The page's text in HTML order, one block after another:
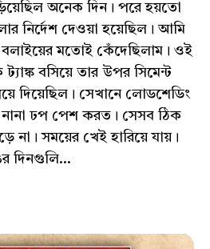
অনেক দিন। পরে হয়তো
নির্দেশ দেওয়া হয়েছিল। আমি
বলাইয়ের মতোই কেঁদেছিলাম। ওই
বসিয়ে তার উপর সিমেন্ট
দিয়েছিল। সেখানে লোডশেডিং
নানা ঢপ পেশ করত। সেসব ঠিক
না। সময়ের খেই হারিয়ে যায়।
দিনগুলি...